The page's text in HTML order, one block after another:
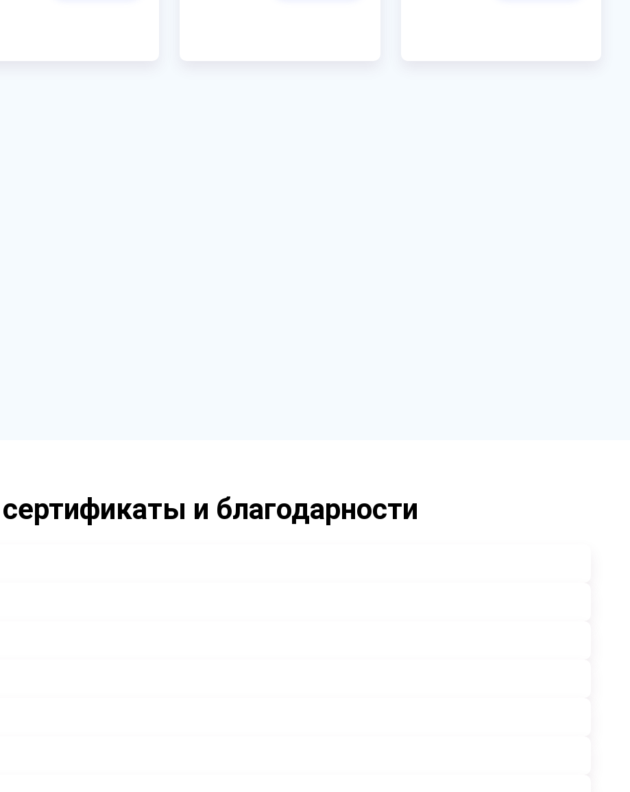
и благодарности